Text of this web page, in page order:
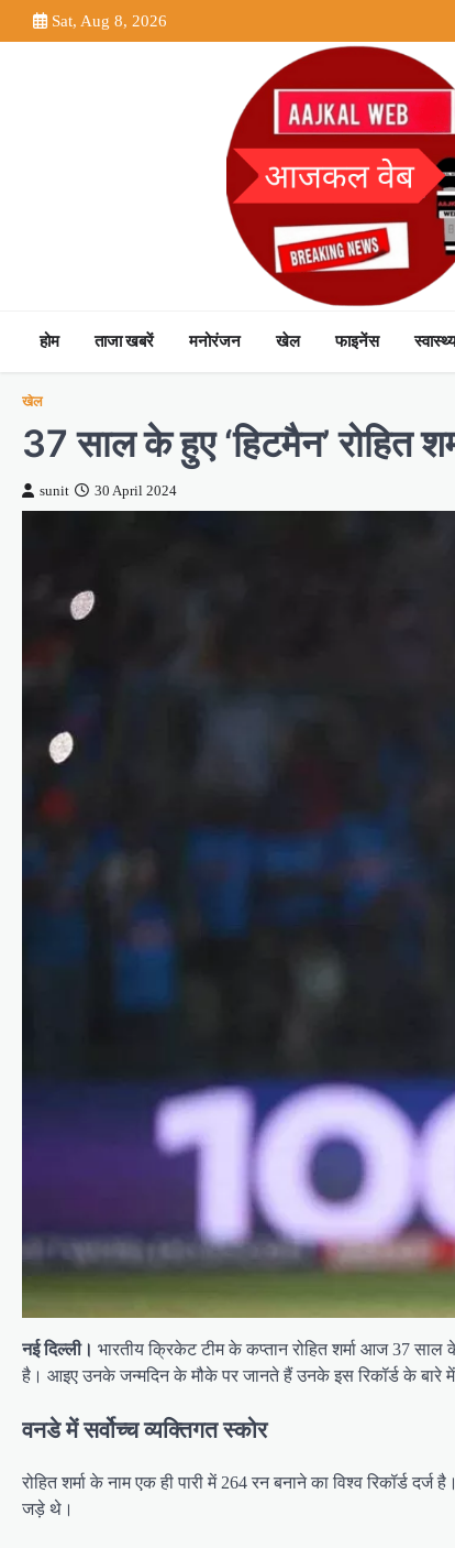
to
Sat, Aug 8, 2026
होम ताजा खबरें मनोरंजन खेल फाइनेंस स्वास्थ्य
खेल
37 साल के हुए ‘हिटमैन’ रोहित
sunit 30 April 2024
नई दिल्ली। भारतीय क्रिकेट टीम के कप्तान रोहित शर्मा आज 37 साल
है। आइए उनके जन्मदिन के मौके पर जानते हैं उनके इस रिकॉर्ड के बारे
वनडे में सर्वोच्च व्यक्तिगत स्कोर
रोहित शर्मा के नाम एक ही पारी में 264 रन बनाने का विश्व रिकॉर्ड
जड़े थे।